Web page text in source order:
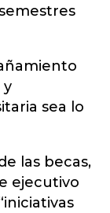
y
sea lo
las becas,
ejecutivo